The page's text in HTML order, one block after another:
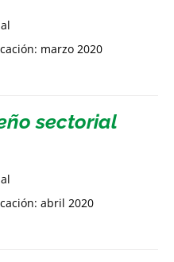
marzo 2020
sectorial
abril 2020